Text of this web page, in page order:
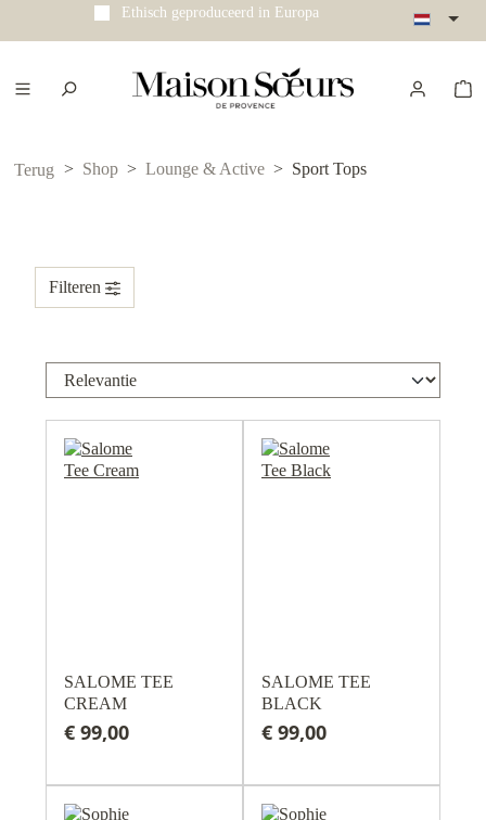
hoofdinhoud
Ethisch geproduceerd in Europa
Terug Shop Lounge & Active Sport Tops
Filteren
SALOME TEE
CREAM
€ 99,00
SALOME TEE
BLACK
€ 99,00